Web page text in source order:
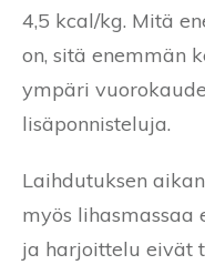
4,5 kcal/kg. Mitä
on, sitä enemmän
ympäri
lisäponnisteluja.
Laihdutuksen
myös lihasmassaa
ja harjoittelu eivät